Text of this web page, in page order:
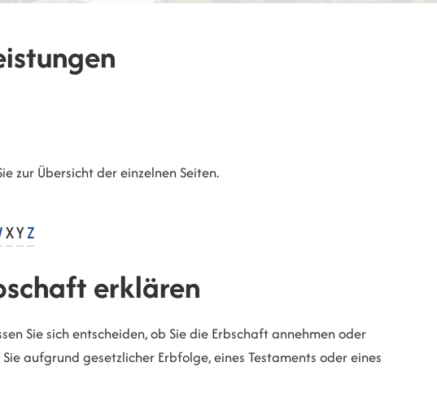
zur Übersicht der einzelnen Seiten.
X Y Z
erklären
Sie sich entscheiden, ob Sie die Erbschaft annehmen oder
aufgrund gesetzlicher Erbfolge, eines Testaments oder eines